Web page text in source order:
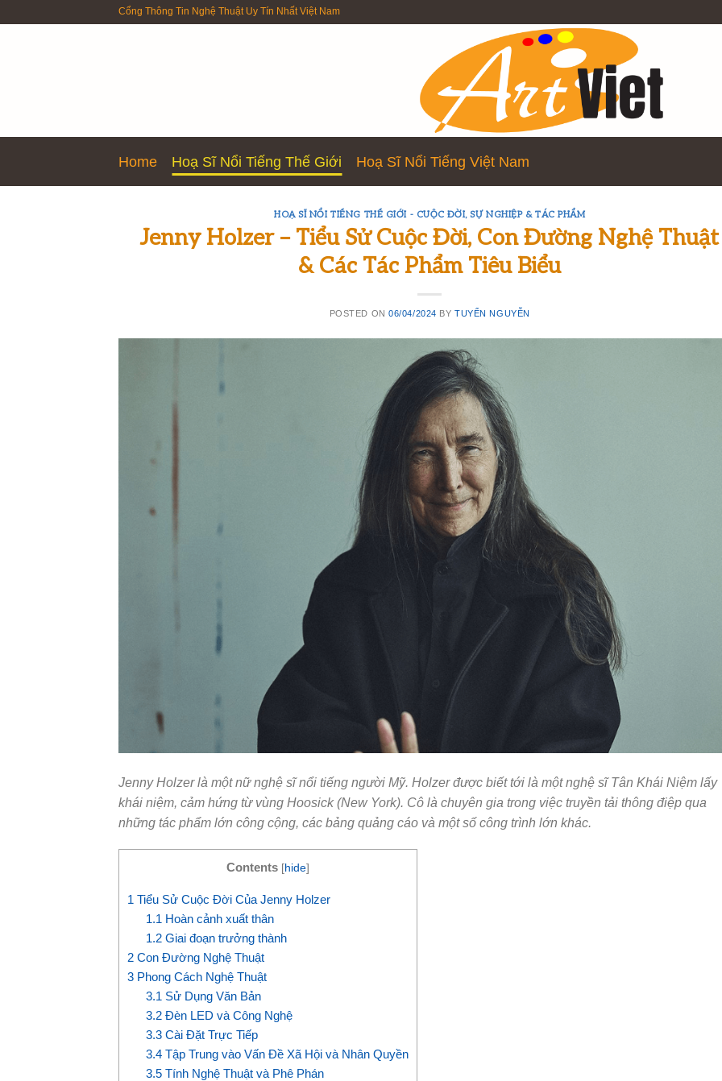
Cổng Thông Tin Nghệ Thuật Uy Tín Nhất Việt Nam
Home Hoạ Sĩ Nổi Tiếng Thế Giới Hoạ Sĩ Nổi Tiếng Việt Nam
HOẠ SĨ NỔI TIẾNG THẾ GIỚI - CUỘC ĐỜI, SỰ NGHIỆP & TÁC PHẨM
Jenny Holzer – Tiểu Sử Cuộc Đời, Con Đường Nghệ Thuật
& Các Tác Phẩm Tiêu Biểu
POSTED ON06/04/2024 BYTUYỂN NGUYỄN
Jenny Holzer là một nữ nghệ sĩ nổi tiếng người Mỹ. Holzer được biết tới là một nghệ sĩ Tân Khái Niệm lấy
khái niệm, cảm hứng từ vùng Hoosick (New York). Cô là chuyên gia trong việc truyền tải thông điệp qua
những tác phẩm lớn công cộng, các bảng quảng cáo và một số công trình lớn khác.
Contents [hide]
1 Tiểu Sử Cuộc Đời Của Jenny Holzer
1.1 Hoàn cảnh xuất thân
1.2Giai đoạn trưởng thành
2 Con Đường Nghệ Thuật
3 Phong Cách Nghệ Thuật
3.1 Sử Dụng Văn Bản
3.2Đèn LED và Công Nghệ
3.3Cài Đặt Trực Tiếp
3.4Tập Trung vào Vấn Đề Xã Hội và Nhân Quyền
3.5Tính Nghệ Thuật và Phê Phán